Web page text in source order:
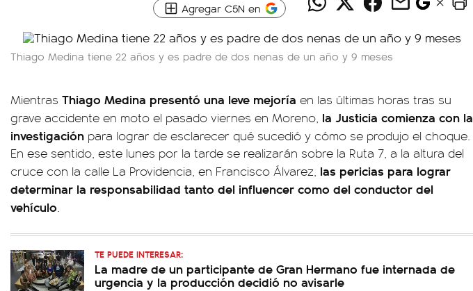
Agregar C5N en
Thiago Medina tiene 22 años y es padre de dos nenas de un año y 9 meses
Mientras Thiago Medina presentó una leve mejoría en las últimas horas tras su
grave accidente en moto el pasado viernes en Moreno, la Justicia comienza con la
investigación para lograr de esclarecer qué sucedió y cómo se produjo el choque.
En ese sentido, este lunes por la tarde se realizarán sobre la Ruta 7, a la altura del
cruce con la calle La Providencia, en Francisco Álvarez, las pericias para lograr
determinar la responsabilidad tanto del influencer como del conductor del
vehículo.
TE PUEDE INTERESAR:
La madre de un participante de Gran Hermano fue internada de
urgencia y la producción decidió no avisarle